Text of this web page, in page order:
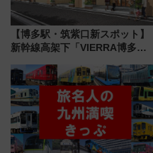
【博多駅・筑紫口新スポット】
新幹線高架下「VIERRA博多テ
など注目の全6店舗 「博多活憩
通り」も一新